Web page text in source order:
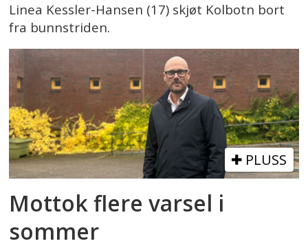
Linea Kessler-Hansen (17) skjøt Kolbotn bort
fra bunnstriden.
PLUSS
Mottok flere varsel i
sommer